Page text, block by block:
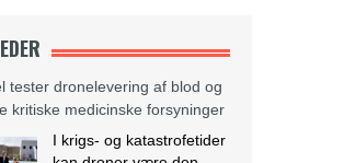
tester dronelevering af blod og
kritiske medicinske forsyninger
I krigs- og katastrofetider